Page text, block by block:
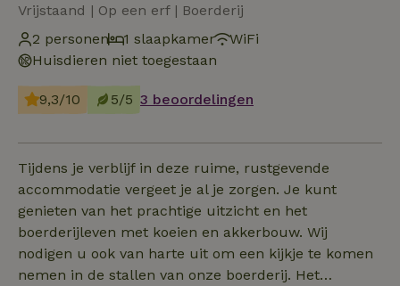
Vrijstaand | Op een erf | Boerderij
2 personen
1 slaapkamer
WiFi
Huisdieren niet toegestaan
9,3/10 5/5 3 beoordelingen
Tijdens je verblijf in deze ruime, rustgevende
accommodatie vergeet je al je zorgen. Je kunt
genieten van het prachtige uitzicht en het
boerderijleven met koeien en akkerbouw. Wij
nodigen u ook van harte uit om een kijkje te komen
nemen in de stallen van onze boerderij. Het